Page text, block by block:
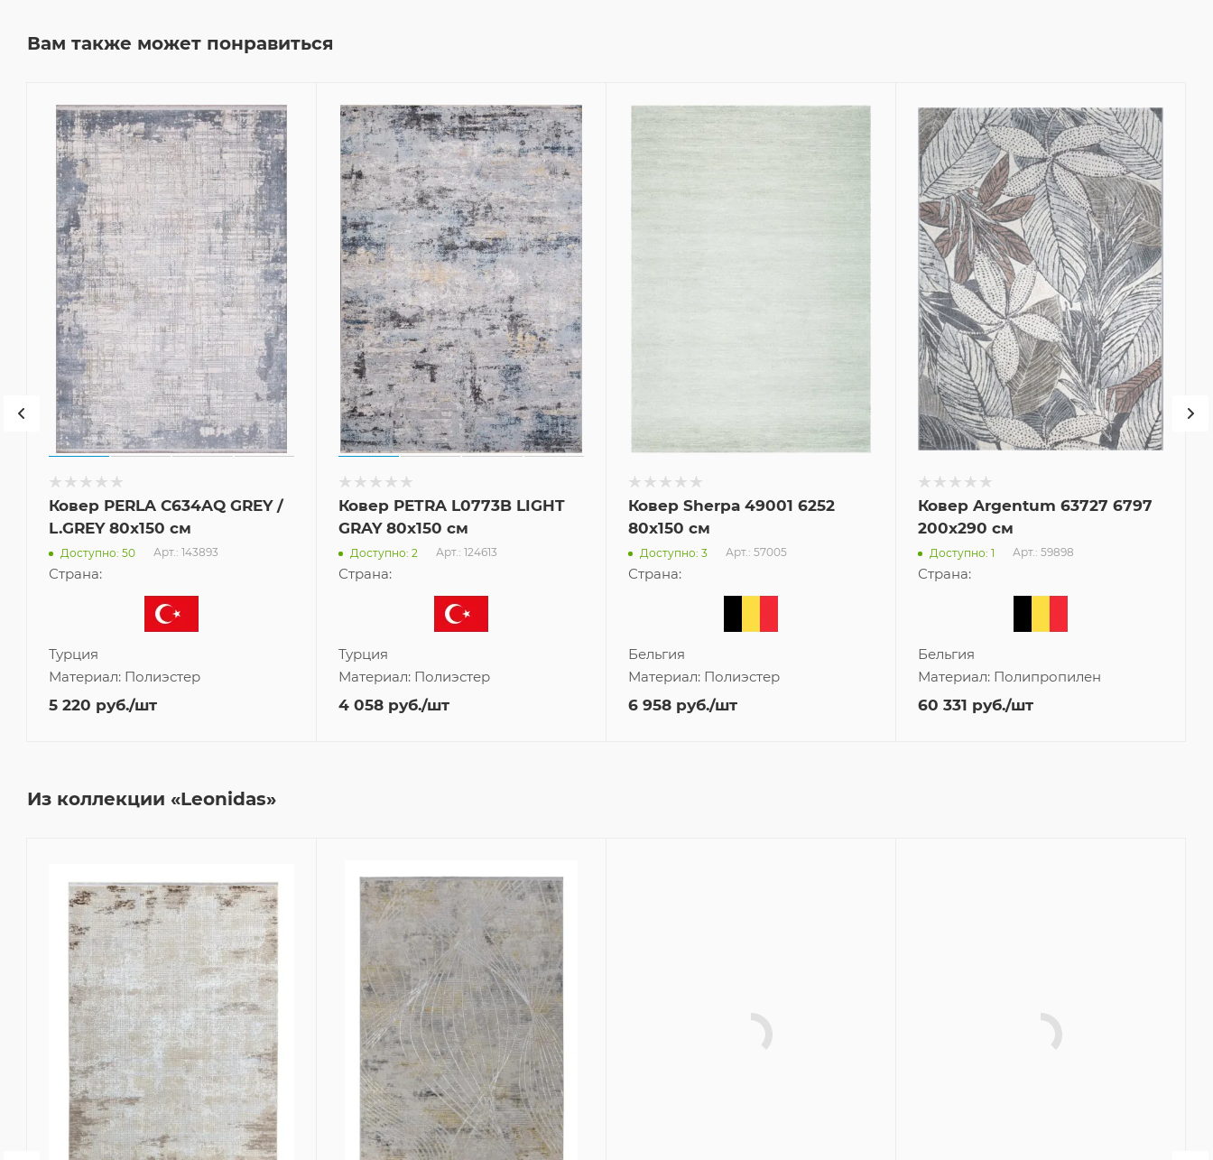
Вам также может понравиться
Ковер PERLA C634AQ GREY /
L.GREY 80x150 см
Доступно: 50 Арт.: 143893
Страна:
Турция
Материал: Полиэстер
5 220 руб./шт
Ковер PETRA L0773B LIGHT
GRAY 80x150 см
Доступно: 2 Арт.: 124613
Страна:
Турция
Материал: Полиэстер
4 058 руб./шт
Ковер Sherpa 49001 6252
80x150 см
Доступно: 3 Арт.: 57005
Страна:
Бельгия
Материал: Полиэстер
6 958 руб./шт
Ковер Argentum 63727 6797
200x290 см
Доступно: 1 Арт.: 59898
Страна:
Бельгия
Материал: Полипропилен
60 331 руб./шт
Из коллекции «Leonidas»